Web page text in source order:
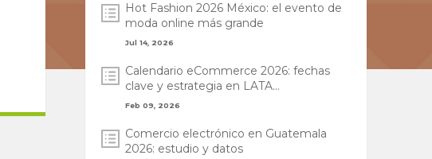
Hot Fashion 2026 México: el evento de
moda online más grande
Jul 14, 2026
Calendario eCommerce 2026: fechas
clave y estrategia en LATA...
Feb 09, 2026
Comercio electrónico en Guatemala
2026: estudio y datos